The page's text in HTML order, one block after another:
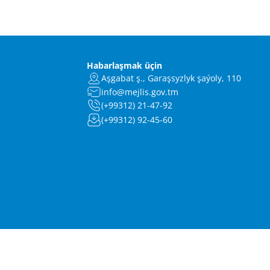
Habarlaşmak üçin
Aşgabat ş., Garaşsyzlyk şaýoly, 110
info@mejlis.gov.tm
(+99312) 21-47-92
(+99312) 92-45-60